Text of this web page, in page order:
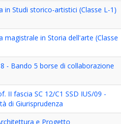
in Studi storico-artistici (Classe L-1)
magistrale in Storia dell'arte (Classe
- Bando 5 borse di collaborazione
II fascia SC 12/C1 SSD IUS/09 -
di Giurisprudenza
e Progetto